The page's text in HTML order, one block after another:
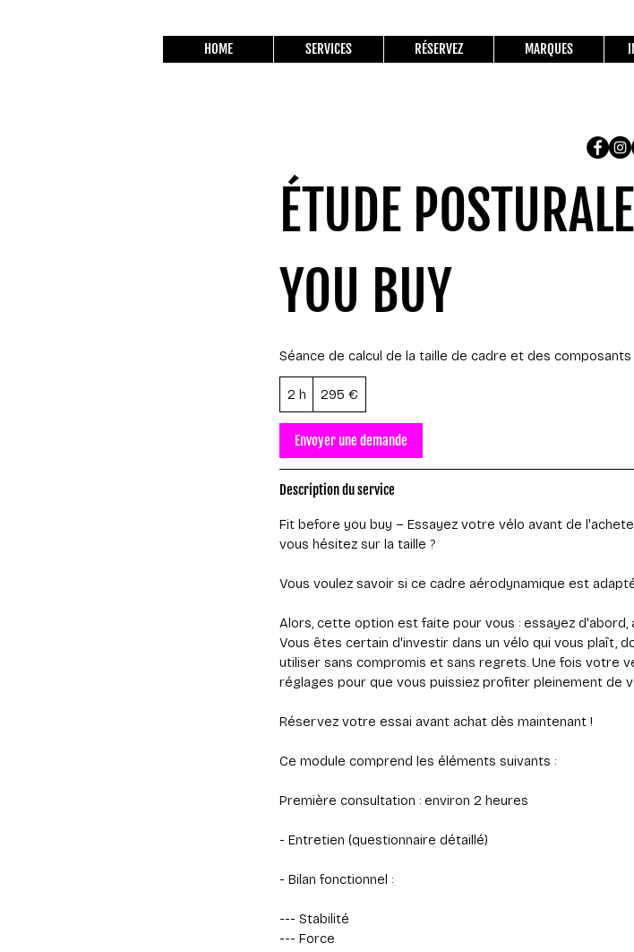
HOME SERVICES RÉSERVEZ MARQUES
ÉTUDE
YOU BUY
Séance de calcul de la taille de cadre et des
2 h
h
euros
295 €
Envoyer une demande
Description du service
Fit before you buy – Essayez votre vélo avant de
vous hésitez sur la taille ?
Vous voulez savoir si ce cadre aérodynamique est
Alors, cette option est faite pour vous : essayez d'abord,
Vous êtes certain d'investir dans un vélo qui vous plaît,
utiliser sans compromis et sans regrets. Une fois votre
réglages pour que vous puissiez profiter pleinement de
Réservez votre essai avant achat dès maintenant !
Ce module comprend les éléments suivants :
Première consultation : environ 2 heures
- Entretien (questionnaire détaillé)
- Bilan fonctionnel :
--- Stabilité
--- Force